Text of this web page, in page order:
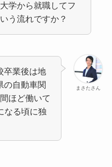
学から就職してフ
う流れですか？
まさたさん
卒業後は地
の自動車関
ほど働いて
なる頃に独